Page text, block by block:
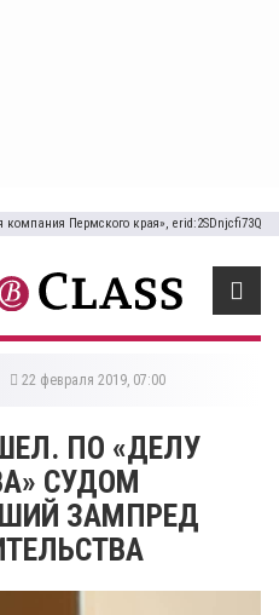
Пермского края», erid:2SDnjcfi73Q
22 февраля 2019, 07:00
ПО «ДЕЛУ
СУДОМ
ЗАМПРЕД